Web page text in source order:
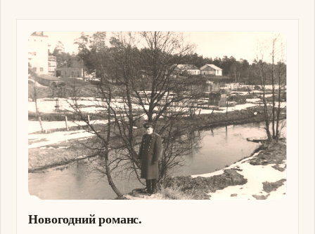
Изображение
Новогодний романс.